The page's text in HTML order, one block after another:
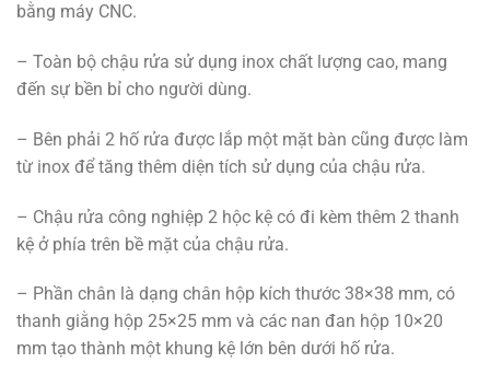
bằng máy CNC.
– Toàn bộ chậu rửa sử dụng inox chất lượng cao, mang
đến sự bền bỉ cho người dùng.
– Bên phải 2 hố rửa được lắp một mặt bàn cũng được làm
từ inox để tăng thêm diện tích sử dụng của chậu rửa.
– Chậu rửa công nghiệp 2 hộc kệ có đi kèm thêm 2 thanh
kệ ở phía trên bề mặt của chậu rửa.
– Phần chân là dạng chân hộp kích thước 38×38 mm, có
thanh giằng hộp 25×25 mm và các nan đan hộp 10×20
mm tạo thành một khung kệ lớn bên dưới hố rửa.